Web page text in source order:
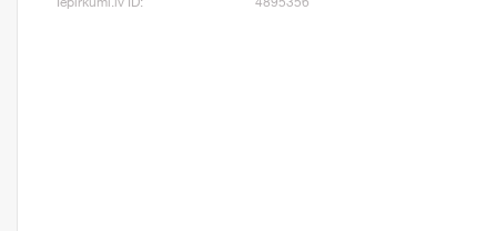
Iepirkumi.lv ID: 4895356